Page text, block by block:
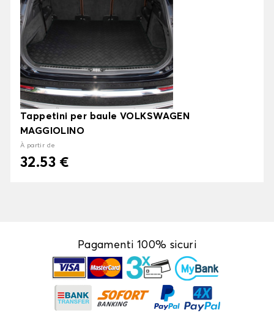
Tappetini per baule VOLKSWAGEN
MAGGIOLINO
À partir de
32.53 €
Pagamenti 100% sicuri